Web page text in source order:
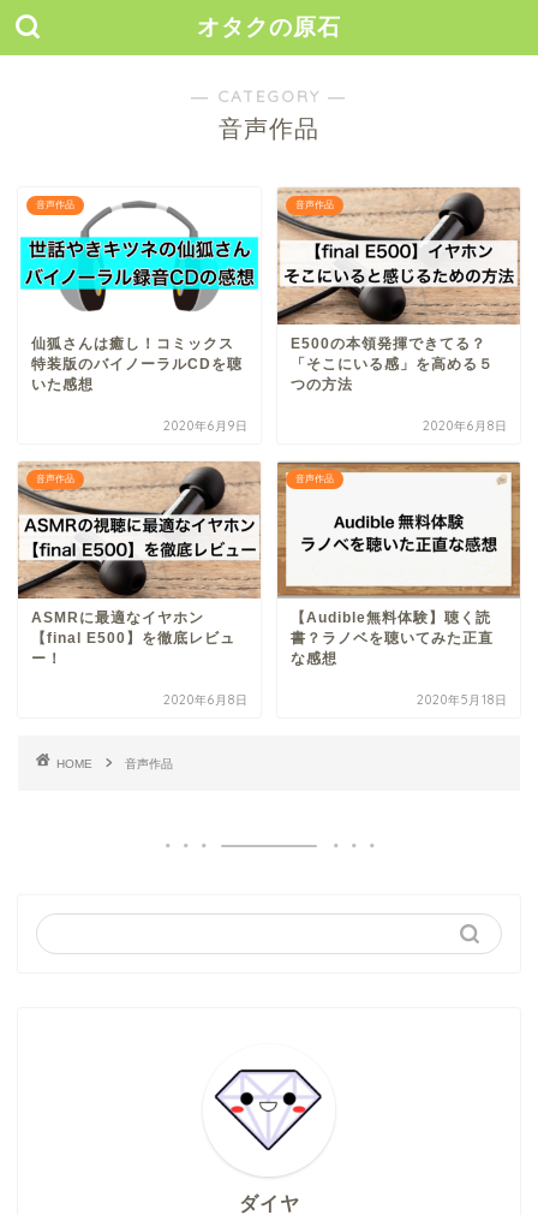
オタクの原石
― CATEGORY ―
音声作品
音声作品
仙狐さんは癒し！コミックス
特装版のバイノーラルCDを聴
いた感想
2020年6月9日
音声作品
E500の本領発揮できてる？
「そこにいる感」を高める５
つの方法
2020年6月8日
音声作品
ASMRに最適なイヤホン
【final E500】を徹底レビュ
ー！
2020年6月8日
音声作品
【Audible無料体験】聴く読
書？ラノベを聴いてみた正直
な感想
2020年5月18日
HOME 音声作品
ダイヤ